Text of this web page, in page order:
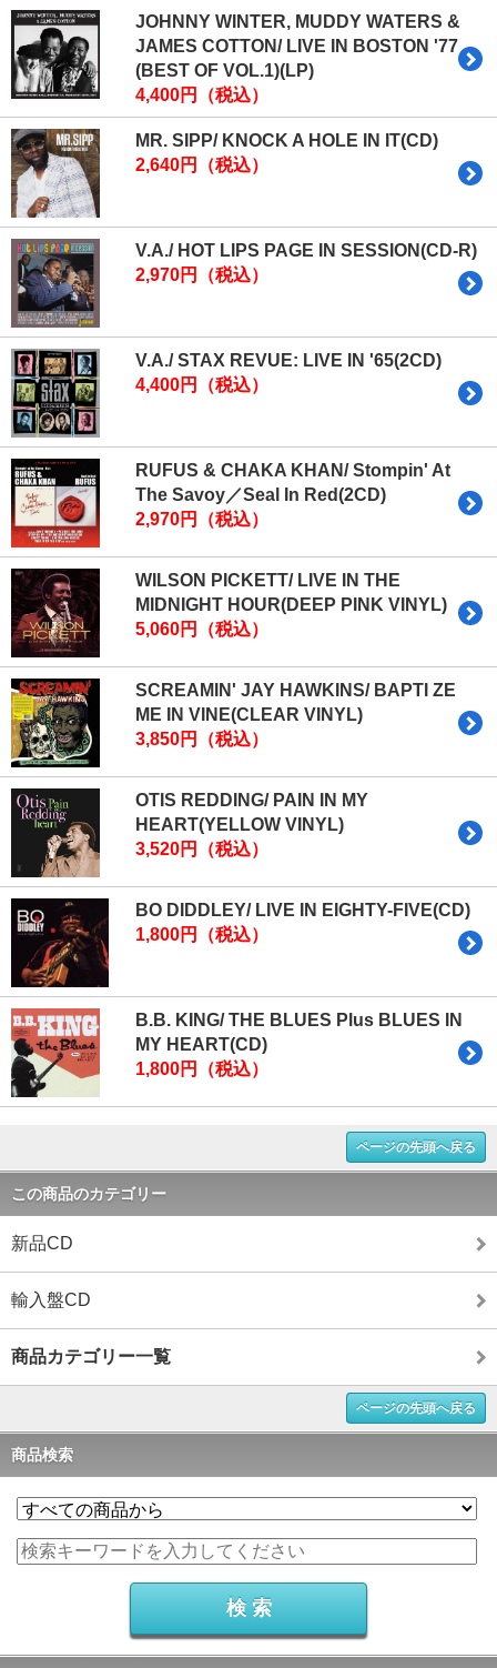
JOHNNY WINTER, MUDDY WATERS &
JAMES COTTON/ LIVE IN BOSTON '77
(BEST OF VOL.1)(LP)
4,400円（税込）
MR. SIPP/ KNOCK A HOLE IN IT(CD)
2,640円（税込）
V.A./ HOT LIPS PAGE IN SESSION(CD-R)
2,970円（税込）
V.A./ STAX REVUE: LIVE IN '65(2CD)
4,400円（税込）
RUFUS & CHAKA KHAN/ Stompin' At
The Savoy／Seal In Red(2CD)
2,970円（税込）
WILSON PICKETT/ LIVE IN THE
MIDNIGHT HOUR(DEEP PINK VINYL)
5,060円（税込）
SCREAMIN' JAY HAWKINS/ BAPTI ZE
ME IN VINE(CLEAR VINYL)
3,850円（税込）
OTIS REDDING/ PAIN IN MY
HEART(YELLOW VINYL)
3,520円（税込）
BO DIDDLEY/ LIVE IN EIGHTY-FIVE(CD)
1,800円（税込）
B.B. KING/ THE BLUES Plus BLUES IN
MY HEART(CD)
1,800円（税込）
ページの先頭へ戻る
この商品のカテゴリー
新品CD
輸入盤CD
商品カテゴリー一覧
ページの先頭へ戻る
商品検索